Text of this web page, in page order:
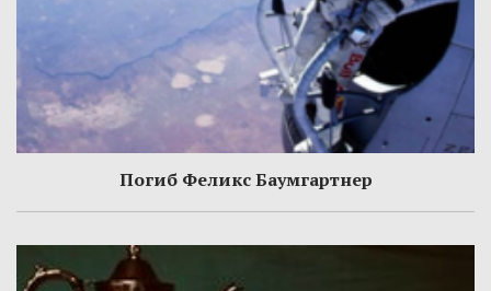
Погиб Феликс Баумгартнер